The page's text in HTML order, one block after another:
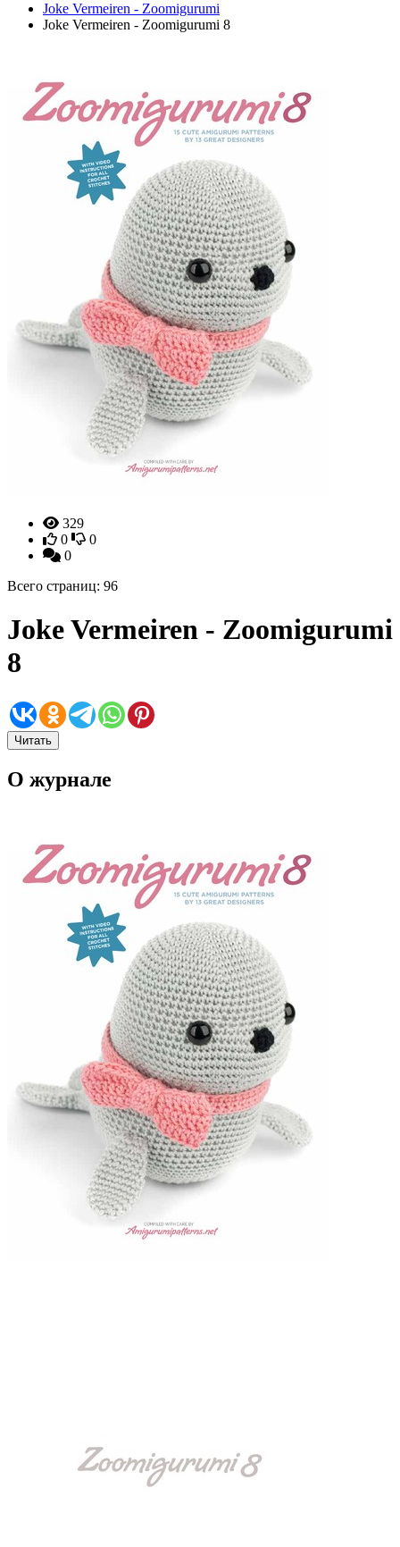
Joke Vermeiren - Zoomigurumi
Joke Vermeiren - Zoomigurumi 8
329
0
0
0
Всего страниц: 96
Joke Vermeiren - Zoomigurumi
8
Читать
О журнале